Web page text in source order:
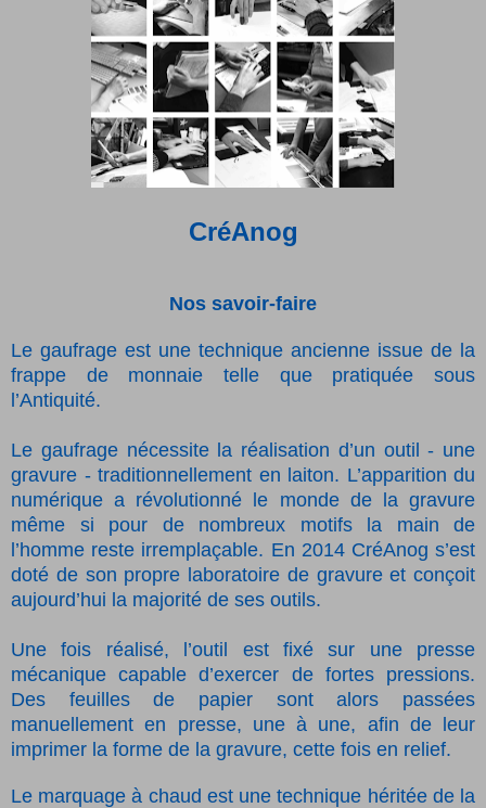
CréAnog
Nos savoir-faire
Le gaufrage est une technique ancienne issue de la
frappe de monnaie telle que pratiquée sous
l’Antiquité.
Le gaufrage nécessite la réalisation d’un outil - une
gravure - traditionnellement en laiton. L’apparition du
numérique a révolutionné le monde de la gravure
même si pour de nombreux motifs la main de
l’homme reste irremplaçable. En 2014 CréAnog s’est
doté de son propre laboratoire de gravure et conçoit
aujourd’hui la majorité de ses outils.
Une fois réalisé, l’outil est fixé sur une presse
mécanique capable d’exercer de fortes pressions.
Des feuilles de papier sont alors passées
manuellement en presse, une à une, afin de leur
imprimer la forme de la gravure, cette fois en relief.
Le marquage à chaud est une technique héritée de la